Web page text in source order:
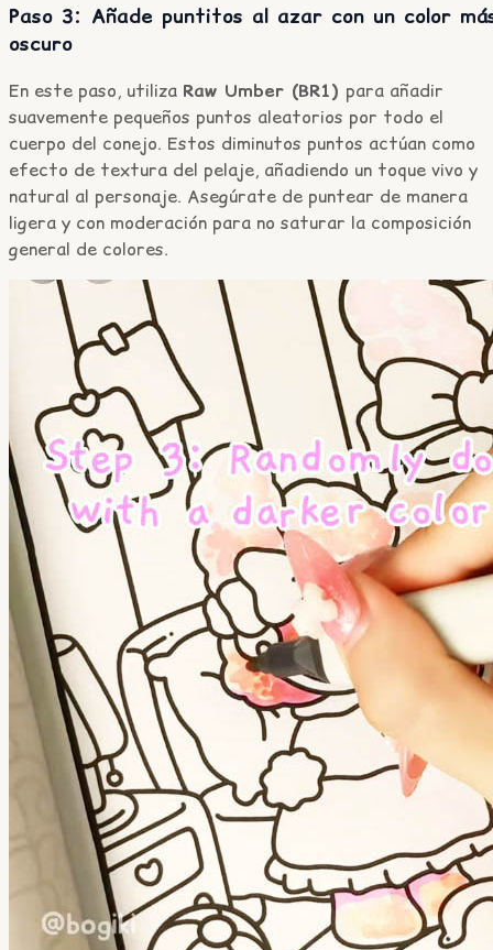
Paso 3: Añade puntitos al azar con un color
oscuro
En este paso, utiliza Raw Umber (BR1) para añadir
suavemente pequeños puntos aleatorios por todo el
cuerpo del conejo. Estos diminutos puntos actúan como
efecto de textura del pelaje, añadiendo un toque vivo y
natural al personaje. Asegúrate de puntear de manera
ligera y con moderación para no saturar la composición
general de colores.